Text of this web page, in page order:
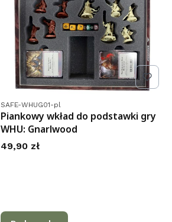
Kod produktu
SAFE-WHUG01-pl
Piankowy wkład do podstawki gry
WHU: Gnarlwood
Cena
49,90 zł